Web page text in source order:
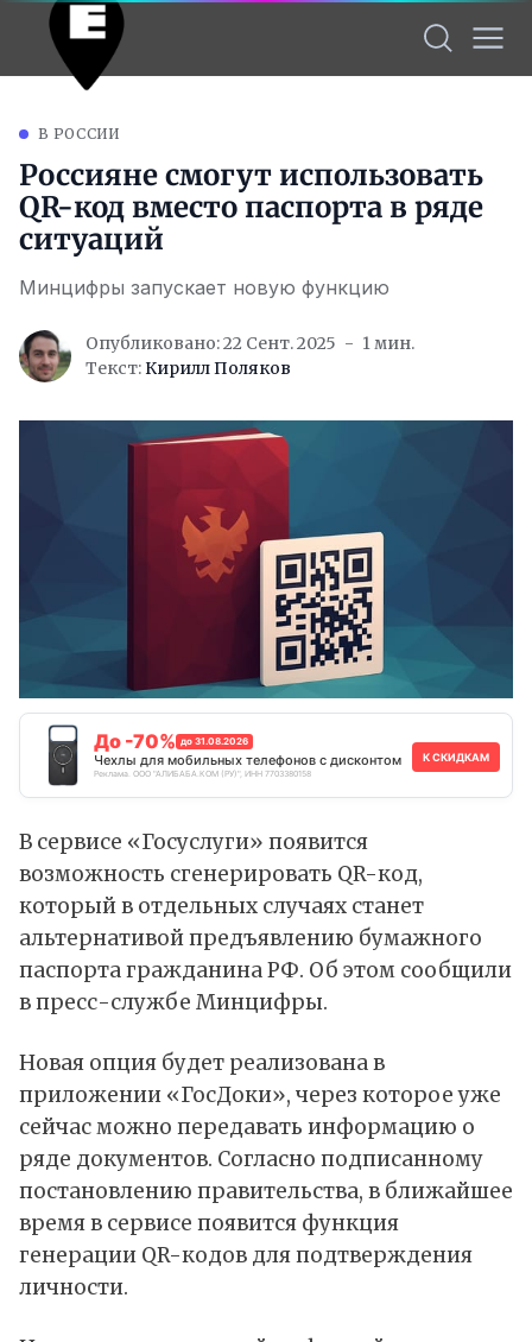
В РОССИИ
Россияне смогут использовать
QR-код вместо паспорта в ряде
ситуаций
Минцифры запускает новую функцию
Опубликовано: 22 Сент. 2025
1 мин.
Текст: Кирилл Поляков
До -70% до 31.08.2026
Чехлы для мобильных телефонов с дисконтом
Реклама. ООО "АЛИБАБА.КОМ (РУ)", ИНН 7703380158
К СКИДКАМ
В сервисе «Госуслуги» появится
возможность сгенерировать QR-код,
который в отдельных случаях станет
альтернативой предъявлению бумажного
паспорта гражданина РФ. Об этом сообщили
в пресс-службе Минцифры.
Новая опция будет реализована в
приложении «ГосДоки», через которое уже
сейчас можно передавать информацию о
ряде документов. Согласно подписанному
постановлению правительства, в ближайшее
время в сервисе появится функция
генерации QR-кодов для подтверждения
личности.